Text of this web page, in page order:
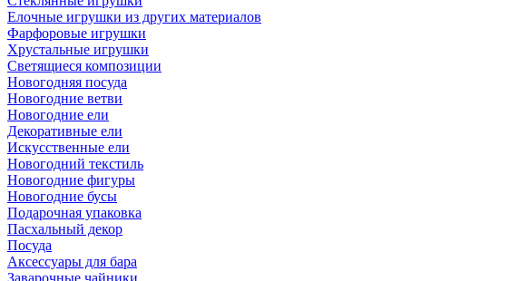
Елочные игрушки из других материалов
Фарфоровые игрушки
Хрустальные игрушки
Светящиеся композиции
Новогодняя посуда
Новогодние ветви
Новогодние ели
Декоративные ели
Искусственные ели
Новогодний текстиль
Новогодние фигуры
Новогодние бусы
Подарочная упаковка
Пасхальный декор
Посуда
Аксессуары для бара
Заварочные чайники